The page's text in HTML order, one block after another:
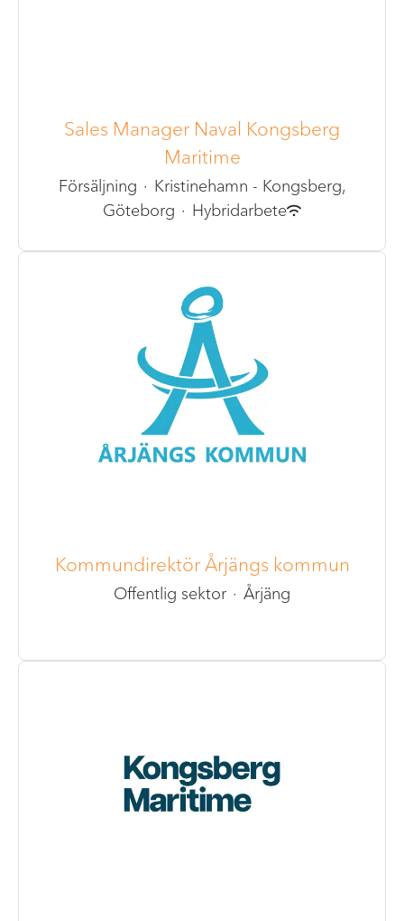
Sales Manager Naval Kongsberg
Maritime
Försäljning · Kristinehamn - Kongsberg,
Göteborg · Hybridarbete
Kommundirektör Årjängs kommun
Offentlig sektor · Årjäng